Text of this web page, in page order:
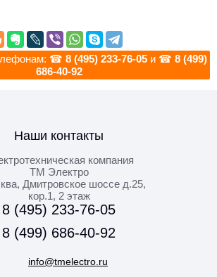
☎ 8 (495) 233-76-05 и ☎ 8 (499)
686-40-92
Наши контакты
компания
ТМ Электро
, Дмитровское шоссе д.25,
кор.1, 2 этаж
8 (495) 233-76-05
8 (499) 686-40-92
info@tmelectro.ru